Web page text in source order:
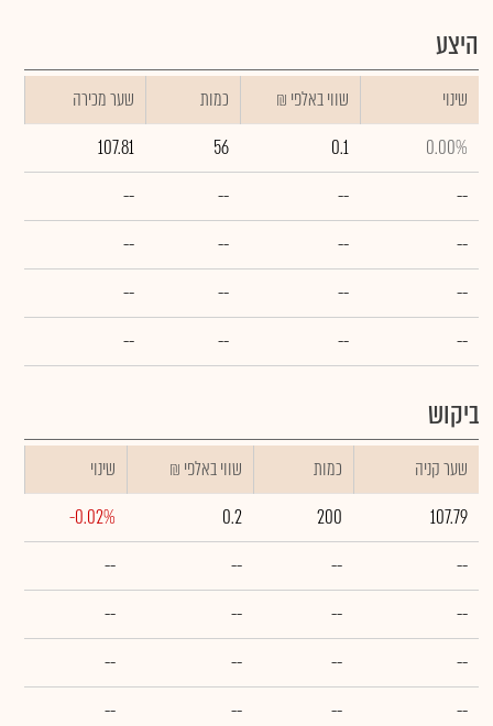
היצע
שינוי ₪ שווי באלפי כמות
שער מכירה
0.00%
0.1
56
107.81
--
--
--
--
--
--
--
--
--
--
--
--
--
--
--
--
ביקוש
שער קניה כמות ₪ שווי באלפי
שינוי
107.79
200
0.2
-0.02%
--
--
--
--
--
--
--
--
--
--
--
--
--
--
--
--